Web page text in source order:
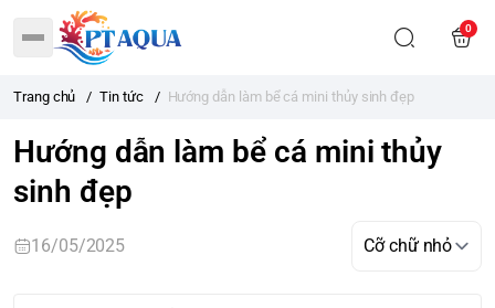
0
Trang chủ / Tin tức / Hướng dẫn làm bể cá mini thủy sinh đẹp
Hướng dẫn làm bể cá mini thủy
sinh đẹp
16/05/2025